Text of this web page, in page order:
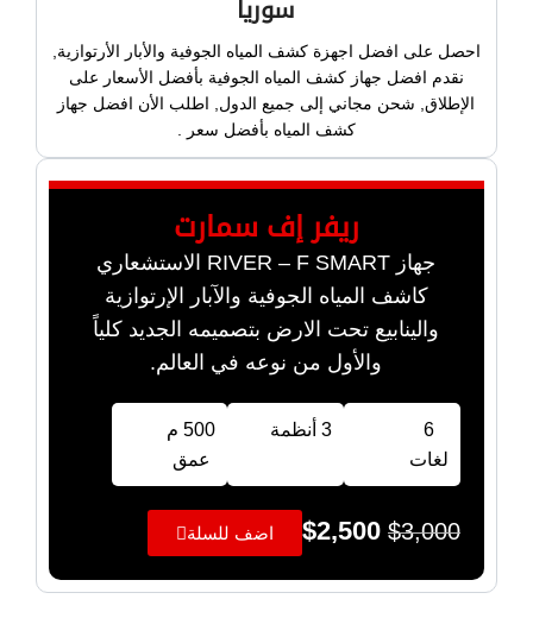
سوريا
احصل على افضل اجهزة كشف المياه الجوفية والأبار الأرتوازية,
نقدم افضل جهاز كشف المياه الجوفية بأفضل الأسعار على
الإطلاق, شحن مجاني إلى جميع الدول, اطلب الأن افضل جهاز
كشف المياه بأفضل سعر .
ريفر إف سمارت
جهاز RIVER – F SMART الاستشعاري
كاشف المياه الجوفية والآبار الإرتوازية
والينابيع تحت الارض بتصميمه الجديد كلياً
والأول من نوعه في العالم.
6
لغات
3 أنظمة
500 م
عمق
$3,000
$2,500 اضف للسلة